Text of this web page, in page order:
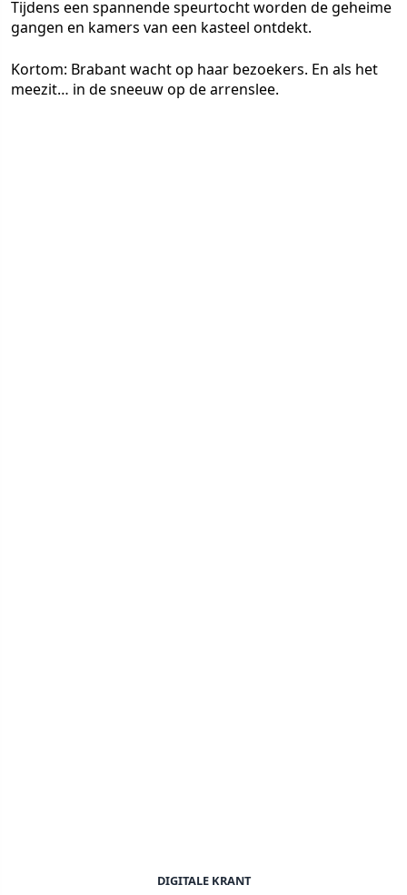
Tijdens een spannende speurtocht worden de geheime
gangen en kamers van een kasteel ontdekt.
Kortom: Brabant wacht op haar bezoekers. En als het
meezit… in de sneeuw op de arrenslee.
DIGITALE KRANT